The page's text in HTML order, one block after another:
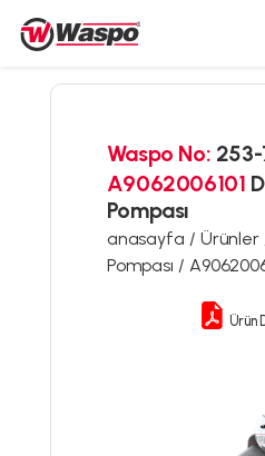
Waspo No:
A9062006101
Pompası
anasayfa / Ürünler
Pompası /
Ürün